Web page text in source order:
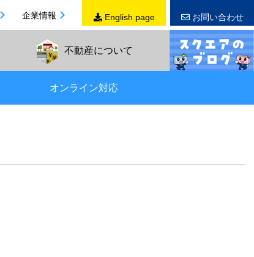
企業情報 English page お問い合わせ
オンライン対応
不動産について